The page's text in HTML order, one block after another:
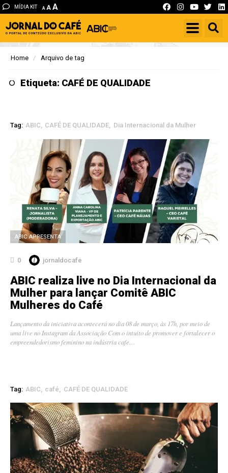
MÍDIA KIT A A A
Home Arquivo de tag
Etiqueta: CAFÉ DE QUALIDADE
Tag: ABIC CAFÉ DE QUALIDADE Dia Internacional da Mulher
ABIC APRESENTA
0 jornaldocafe
ABIC realiza live no Dia Internacional da
Mulher para lançar Comitê ABIC
Mulheres do Café
Lançamento da iniciativa acontecerá no dia 08 de março, às 17h, por meio de
uma live no Instagram da Associação Com o intuito de promover e fortalecer o
empreendedorismo feminino na indústria cafe…
Tag: ABIC café CAFÉ DE QUALIDADE